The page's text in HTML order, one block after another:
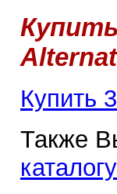
Купить
Также